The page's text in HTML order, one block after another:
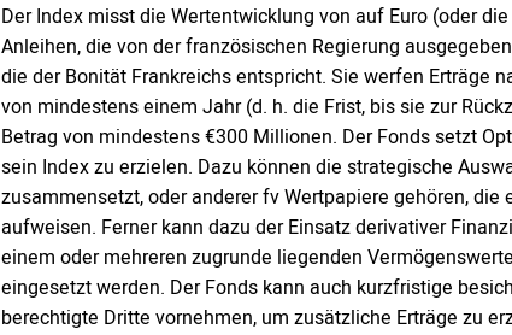
Der Index misst die Wertentwicklung von auf Euro (oder
Anleihen, die von der französischen Regierung
die der Bonität Frankreichs entspricht. Sie werfen Erträge
von mindestens einem Jahr (d. h. die Frist, bis sie zur
Betrag von mindestens €300 Millionen. Der Fonds setzt
sein Index zu erzielen. Dazu können die strategische
zusammensetzt, oder anderer fv Wertpapiere gehören,
aufweisen. Ferner kann dazu der Einsatz derivativer
einem oder mehreren zugrunde liegenden
eingesetzt werden. Der Fonds kann auch kurzfristige
berechtigte Dritte vornehmen, um zusätzliche Erträge zu